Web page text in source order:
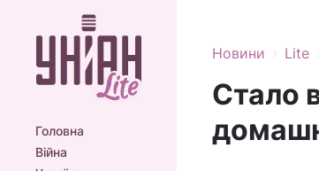
Головна
Війна
Новини › Lite
Стало